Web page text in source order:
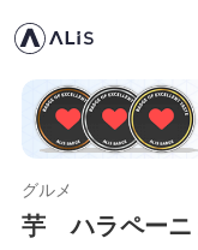
グルメ
芋 ハラペー